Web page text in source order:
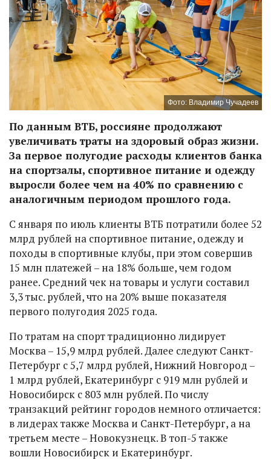
Фото: Владимир Чучадеев
По данным ВТБ, россияне продолжают
увеличивать траты на здоровый образ жизни.
За первое полугодие расходы клиентов банка
на спортзалы, спортивное питание и одежду
выросли более чем на 40% по сравнению с
аналогичным периодом прошлого года.
С января по июль клиенты ВТБ потратили более 52
млрд рублей на спортивное питание, одежду и
походы в спортивные клубы, при этом совершив
15 млн платежей – на 18% больше, чем годом
ранее. Средний чек на товары и услуги составил
3,3 тыс. рублей, что на 20% выше показателя
первого полугодия 2025 года.
По тратам на спорт традиционно лидирует
Москва – 15,9 млрд рублей. Далее следуют Санкт-
Петербург с 5,7 млрд рублей, Нижний Новгород –
1 млрд рублей, Екатеринбург с 919 млн рублей и
Новосибирск с 803 млн рублей. По числу
транзакций рейтинг городов немного отличается:
в лидерах также Москва и Санкт-Петербург, а на
третьем месте – Новокузнецк. В топ-5 также
вошли Новосибирск и Екатеринбург.